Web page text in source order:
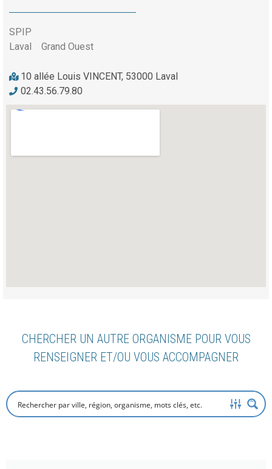
SPIP
Laval
Grand Ouest
10 allée Louis VINCENT, 53000 Laval
02.43.56.79.80
CHERCHER UN AUTRE ORGANISME POUR VOUS
RENSEIGNER ET/OU VOUS ACCOMPAGNER